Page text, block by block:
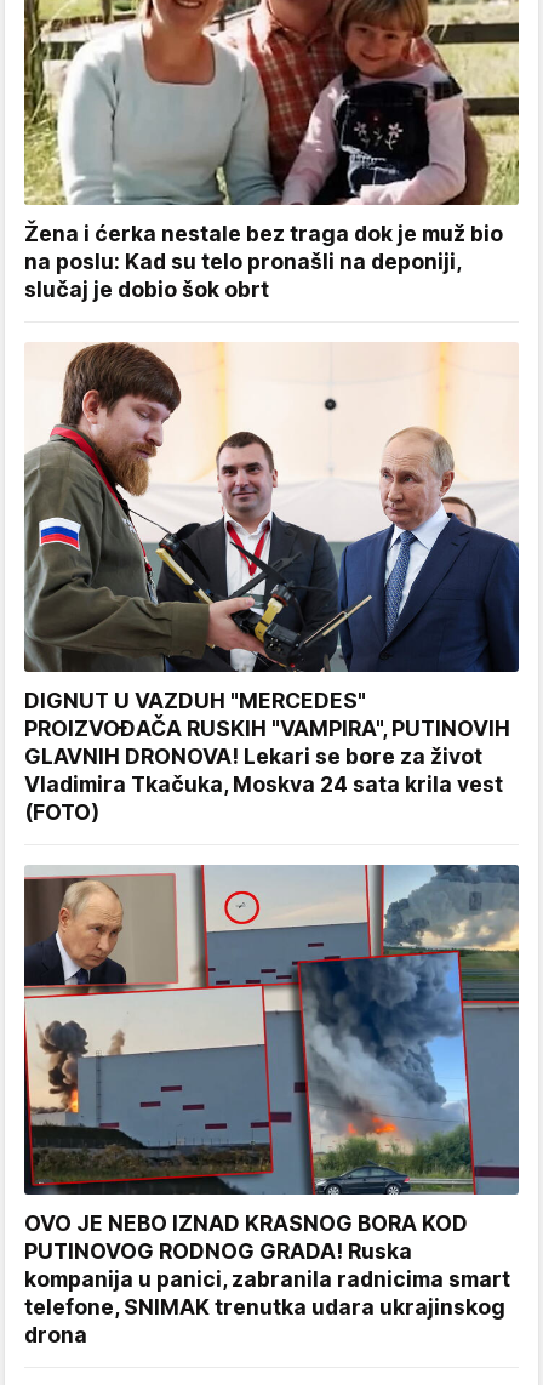
Žena i ćerka nestale bez traga dok je muž bio
na poslu: Kad su telo pronašli na deponiji,
slučaj je dobio šok obrt
DIGNUT U VAZDUH "MERCEDES"
PROIZVOĐAČA RUSKIH "VAMPIRA", PUTINOVIH
GLAVNIH DRONOVA! Lekari se bore za život
Vladimira Tkačuka, Moskva 24 sata krila vest
(FOTO)
OVO JE NEBO IZNAD KRASNOG BORA KOD
PUTINOVOG RODNOG GRADA! Ruska
kompanija u panici, zabranila radnicima smart
telefone, SNIMAK trenutka udara ukrajinskog
drona